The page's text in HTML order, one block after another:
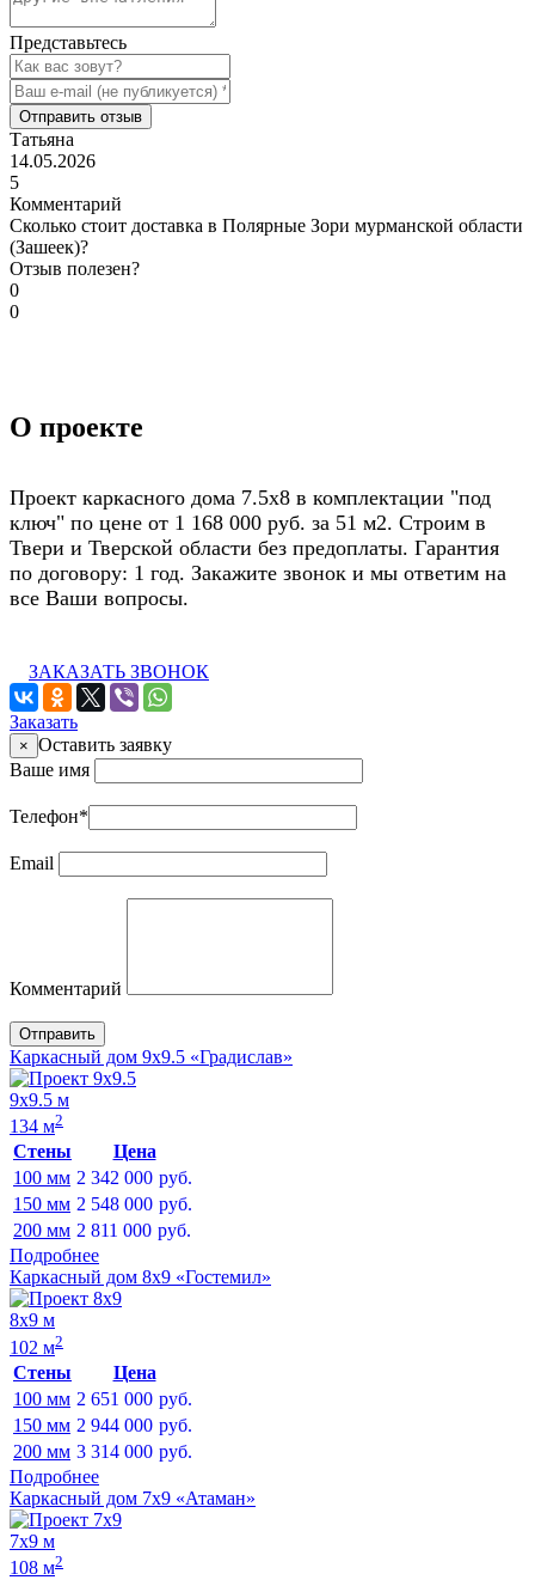
Представьтесь
Отправить отзыв
Татьяна
14.05.2026
5
Комментарий
Сколько стоит доставка в Полярные Зори мурманской области
(Зашеек)?
Отзыв полезен?
0
0
О проекте
Проект каркасного дома 7.5х8 в комплектации "под
ключ" по цене от 1 168 000 руб. за 51 м2. Строим в
Твери и Тверской области без предоплаты. Гарантия
по договору: 1 год. Закажите звонок и мы ответим на
все Ваши вопросы.
ЗАКАЗАТЬ ЗВОНОК
Заказать
× Оставить заявку
Ваше имя
Телефон*
Email
Комментарий
Отправить
Каркасный дом 9х9.5 «Градислав»
9х9.5 м
134 м2
Стены
Цена
100 мм 2 342 000 руб.
150 мм 2 548 000 руб.
200 мм 2 811 000 руб.
Подробнее
Каркасный дом 8х9 «Гостемил»
8х9 м
102 м2
Стены
Цена
100 мм 2 651 000 руб.
150 мм 2 944 000 руб.
200 мм 3 314 000 руб.
Подробнее
Каркасный дом 7х9 «Атаман»
7х9 м
108 м2